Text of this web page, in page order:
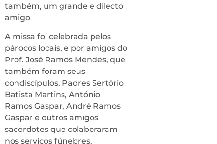
também, um grande e dilecto
amigo.
A missa foi celebrada pelos
párocos locais, e por amigos do
Prof. José Ramos Mendes, que
também foram seus
condiscípulos, Padres Sertório
Batista Martins, António
Ramos Gaspar, André Ramos
Gaspar e outros amigos
sacerdotes que colaboraram
nos serviços fúnebres.